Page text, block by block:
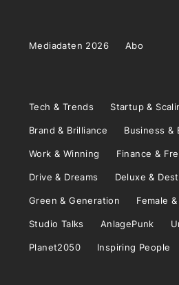
Mediadaten 2026 Abo
Tech & Trends Startup &
Brand & Brilliance Business &
Work & Winning Finance &
Drive & Dreams Deluxe &
Green & Generation Female
Studio Talks AnlagePunk
Planet2050 Inspiring People